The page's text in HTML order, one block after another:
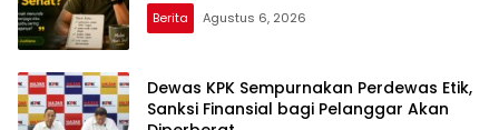
Berita Agustus 6, 2026
Dewas KPK Sempurnakan Perdewas Etik,
Sanksi Finansial bagi Pelanggar Akan